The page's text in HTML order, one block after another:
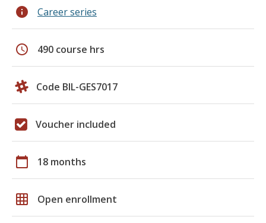
info Career series
schedule 490 course hrs
Code BIL-GES7017
Voucher included
calendar_today 18 months
grid_on Open enrollment